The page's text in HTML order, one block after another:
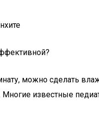
можно сделать
известные